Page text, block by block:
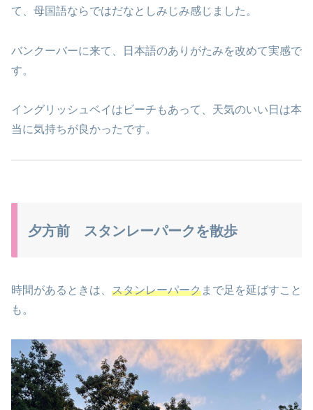
て、母国語ならではだなとしみじみ感じました。
バンクーバーに来て、日本語のありがたみを改めて実感で
す。
イングリッシュベイはビーチもあって、天気のいい日は本
当に気持ちが良かったです。
夕方前 スタンレーパークを散歩
時間があるときは、 スタンレーパークまで足を延ばすこと
も。